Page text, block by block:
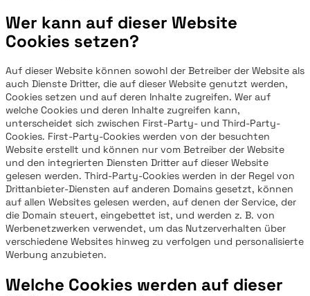
Wer kann auf dieser Website
Cookies setzen?
Auf dieser Website können sowohl der Betreiber der Website als
auch Dienste Dritter, die auf dieser Website genutzt werden,
Cookies setzen und auf deren Inhalte zugreifen. Wer auf
welche Cookies und deren Inhalte zugreifen kann,
unterscheidet sich zwischen First-Party- und Third-Party-
Cookies. First-Party-Cookies werden von der besuchten
Website erstellt und können nur vom Betreiber der Website
und den integrierten Diensten Dritter auf dieser Website
gelesen werden. Third-Party-Cookies werden in der Regel von
Drittanbieter-Diensten auf anderen Domains gesetzt, können
auf allen Websites gelesen werden, auf denen der Service, der
die Domain steuert, eingebettet ist, und werden z. B. von
Werbenetzwerken verwendet, um das Nutzerverhalten über
verschiedene Websites hinweg zu verfolgen und personalisierte
Werbung anzubieten.
Welche Cookies werden auf dieser